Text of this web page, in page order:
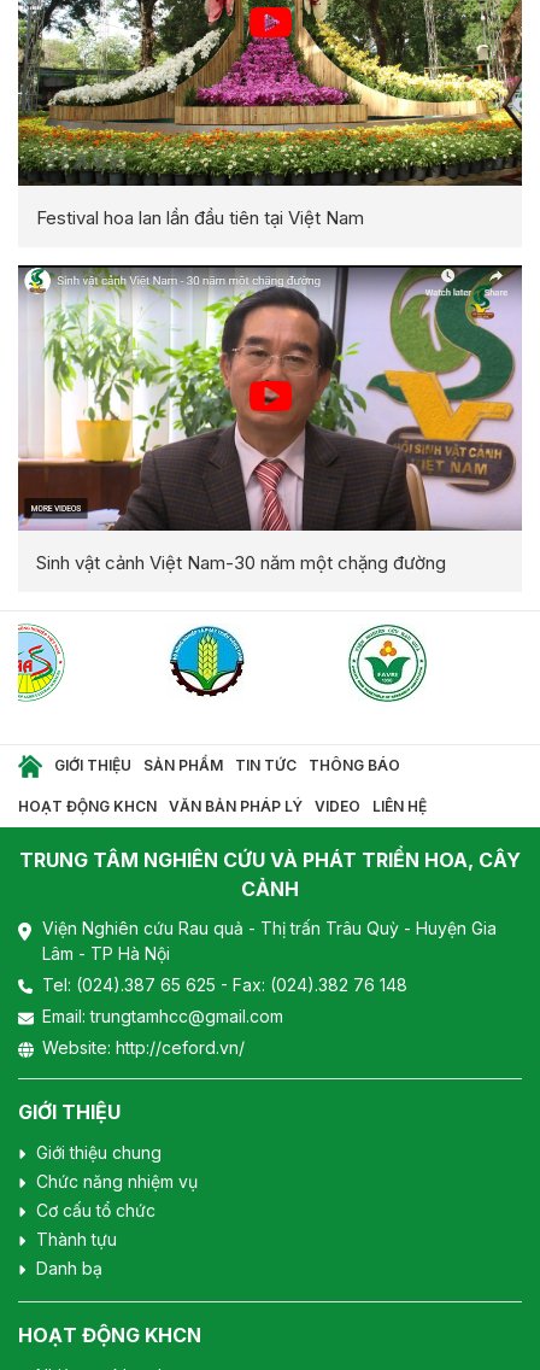
Festival hoa lan lần đầu tiên tại Việt Nam
Sinh vật cảnh Việt Nam-30 năm một chặng đường
GIỚI THIỆU SẢN PHẨM TIN TỨC THÔNG BÁO
HOẠT ĐỘNG KHCN VĂN BẢN PHÁP LÝ VIDEO LIÊN HỆ
TRUNG TÂM NGHIÊN CỨU VÀ PHÁT TRIỂN HOA, CÂY
CẢNH
Viện Nghiên cứu Rau quả - Thị trấn Trâu Quỳ - Huyện Gia
Lâm - TP Hà Nội
Tel: (024).387 65 625 - Fax: (024).382 76 148
Email:trungtamhcc@gmail.com
Website: http://ceford.vn/
GIỚI THIỆU
Giới thiệu chung
Chức năng nhiệm vụ
Cơ cấu tổ chức
Thành tựu
Danh bạ
HOẠT ĐỘNG KHCN